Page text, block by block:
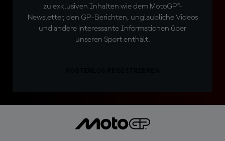
zu exklusiven Inhalten wie dem MotoGP™-
Newsletter, den GP-Berichten, unglaubliche Videos
und andere interessante Informationen über
unseren Sport enthält.